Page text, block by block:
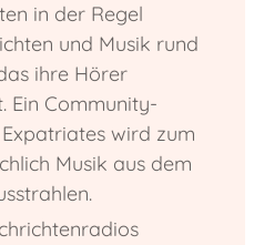
in der Regel
und Musik rund
ihre Hörer
Ein Community-
wird zum
Musik aus dem